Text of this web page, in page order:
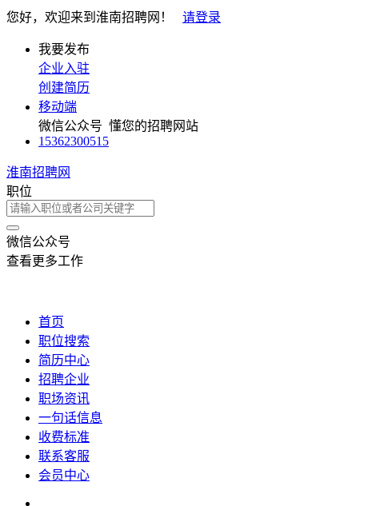
您好，欢迎来到淮南招聘网！ 请登录
我要发布
企业入驻
创建简历
移动端
微信公众号 懂您的招聘网站
15362300515
淮南招聘网
职位
微信公众号
查看更多工作
首页
职位搜索
简历中心
招聘企业
职场资讯
一句话信息
收费标准
联系客服
会员中心